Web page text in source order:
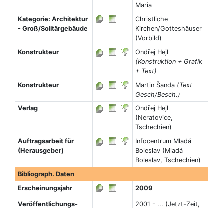
Maria
Kategorie: Architektur
- Groß/Solitärgebäude
Christliche
Kirchen/Gotteshäuser
(Vorbild)
Konstrukteur
Ondřej Hejl
(Konstruktion + Grafik
+ Text)
Konstrukteur
Martin Šanda (Text
Gesch/Besch.)
Verlag
Ondřej Hejl
(Neratovice,
Tschechien)
Auftragsarbeit für
(Herausgeber)
Infocentrum Mladá
Boleslav (Mladá
Boleslav, Tschechien)
Bibliograph. Daten
Erscheinungsjahr
2009
Veröffentlichungs-
2001 - ... (Jetzt-Zeit,